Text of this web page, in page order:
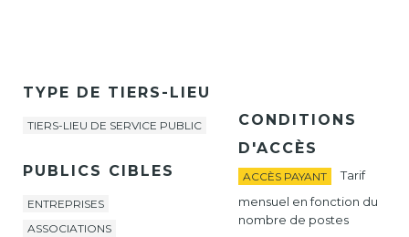
TYPE DE TIERS-LIEU
TIERS-LIEU DE SERVICE PUBLIC
PUBLICS CIBLES
ENTREPRISES
ASSOCIATIONS
CONDITIONS
D'ACCÈS
ACCÈS PAYANT
Tarif
mensuel en fonction du
nombre de postes